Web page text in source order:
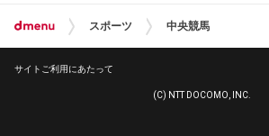
スポーツ 中央競馬
サイトご利用にあたって
(C) NTT DOCOMO, INC.